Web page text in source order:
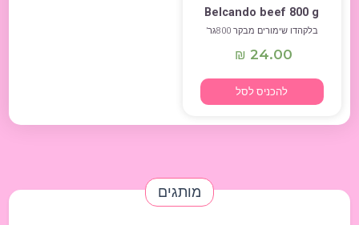
Belcando beef 800 g
בלקהדו שימורים מבקר 800גר’
₪ 24.00
להכניס לסל
מותגים